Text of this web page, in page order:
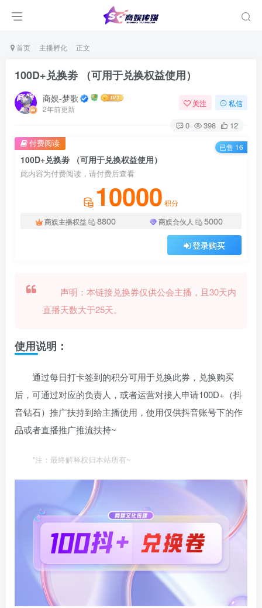
首页 主播孵化 正文
100D+兑换劵 （可用于兑换权益使用）
商娱-梦歌
2年前更新
关注 私信
0 398 12
100D+兑换劵 （可用于兑换权益使用）
此内容为付费阅读，请付费后查看
10000 积分
商娱主播权益
8800 商娱合伙人 5000
登录购买
付费阅读 已售 16
声明：本链接兑换券仅供公会主播，且30天内
直播天数大于25天。
使用说明：
通过每日打卡签到的积分可用于兑换此券，兑换购买
后，可通过对应的负责人，或者运营对接人申请100D+（抖
音钻石）推广扶持到给主播使用，使用仅供抖音账号下的作
品或者直播推广推流扶持~
*注：最终解释权归本站所有~